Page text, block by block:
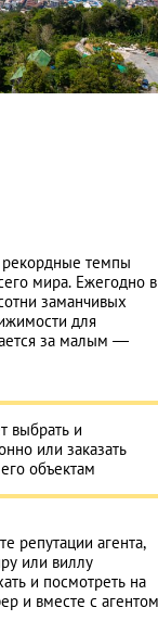
рекордные темпы
мира. Ежегодно в
заманчивых
для
за малым —
выбрать и
или заказать
объектам
репутации агента,
или виллу
и посмотреть на
и вместе с агентом